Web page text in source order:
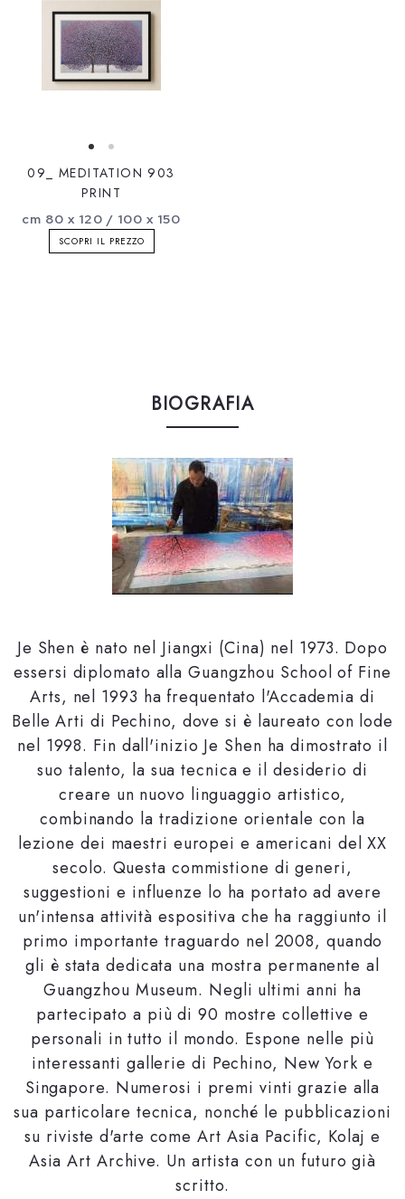
09_ MEDITATION 903
PRINT
cm 80 x 120 / 100 x 150
SCOPRI IL PREZZO
BIOGRAFIA
Je Shen è nato nel Jiangxi (Cina) nel 1973. Dopo
essersi diplomato alla Guangzhou School of Fine
Arts, nel 1993 ha frequentato l'Accademia di
Belle Arti di Pechino, dove si è laureato con lode
nel 1998. Fin dall'inizio Je Shen ha dimostrato il
suo talento, la sua tecnica e il desiderio di
creare un nuovo linguaggio artistico,
combinando la tradizione orientale con la
lezione dei maestri europei e americani del XX
secolo. Questa commistione di generi,
suggestioni e influenze lo ha portato ad avere
un'intensa attività espositiva che ha raggiunto il
primo importante traguardo nel 2008, quando
gli è stata dedicata una mostra permanente al
Guangzhou Museum. Negli ultimi anni ha
partecipato a più di 90 mostre collettive e
personali in tutto il mondo. Espone nelle più
interessanti gallerie di Pechino, New York e
Singapore. Numerosi i premi vinti grazie alla
sua particolare tecnica, nonché le pubblicazioni
su riviste d'arte come Art Asia Pacific, Kolaj e
Asia Art Archive. Un artista con un futuro già
scritto.